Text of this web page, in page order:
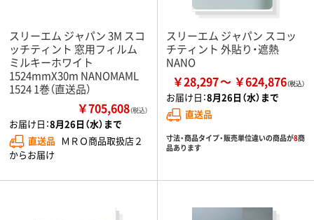
スリーエム ジャパン 3M スコ
ッチティント 窓用フィルム
ミルキーホワイト
1524mmX30m NANOMAML
1524 1巻（直送品）
￥705,608（税込）
お届け日：8月26日（水）まで
直送品 ＭＲＯ商品取扱店２
からお届け
スリーエム ジャパン スコッ
チティント 外貼り・遮熱
NANO
￥28,297 ￥624,876
お届け日：8月26日（水）まで
直送品
寸法・商品タイプ・販売単位違いの商品が8商
品あります